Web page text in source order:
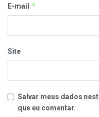
E-mail *
Site
Salvar meus dados
que eu comentar.